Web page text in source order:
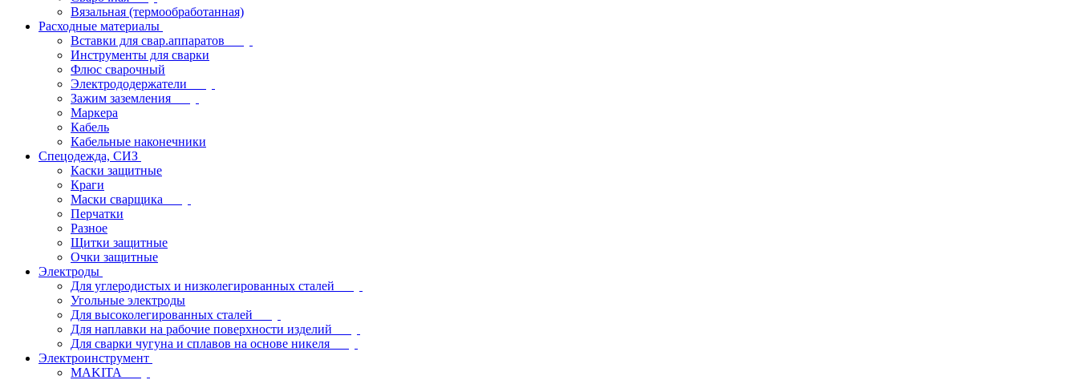
Вязальная (термообработанная)
Расходные материалы
Вставки для свар.аппаратов
Инструменты для сварки
Флюс сварочный
Электрододержатели
Зажим заземления
Маркера
Кабель
Кабельные наконечники
Спецодежда, СИЗ
Каски защитные
Краги
Маски сварщика
Перчатки
Разное
Щитки защитные
Очки защитные
Электроды
Для углеродистых и низколегированных сталей
Угольные электроды
Для высоколегированных сталей
Для наплавки на рабочие поверхности изделий
Для сварки чугуна и сплавов на основе никеля
Электроинструмент
МAKITA